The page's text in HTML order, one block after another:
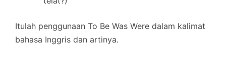
Itulah penggunaan To Be Was Were dalam kalimat
bahasa Inggris dan artinya.